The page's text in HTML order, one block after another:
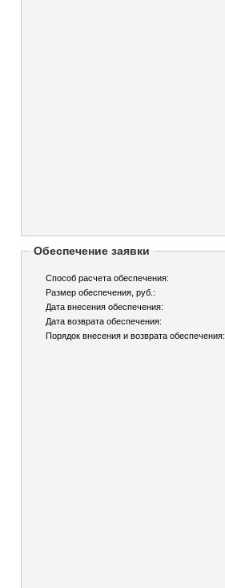
Обеспечение заявки
Способ расчета обеспечения:
Размер обеспечения, руб.:
Дата внесения обеспечения:
Дата возврата обеспечения:
Порядок внесения и возврата обеспечения: